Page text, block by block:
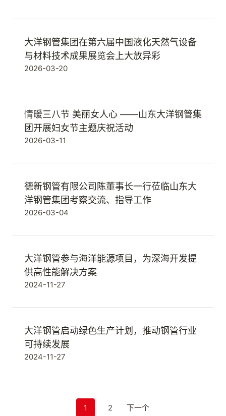
大洋钢管集团在第六届中国液化天然气设备
与材料技术成果展览会上大放异彩
2026-03-20
情暖三八节 美丽女人心 ——山东大洋钢管集
团开展妇女节主题庆祝活动
2026-03-11
德新钢管有限公司陈董事长一行莅临山东大
洋钢管集团考察交流、指导工作
2026-03-04
大洋钢管参与海洋能源项目，为深海开发提
供高性能解决方案
2024-11-27
大洋钢管启动绿色生产计划，推动钢管行业
可持续发展
2024-11-27
1 2 下一个